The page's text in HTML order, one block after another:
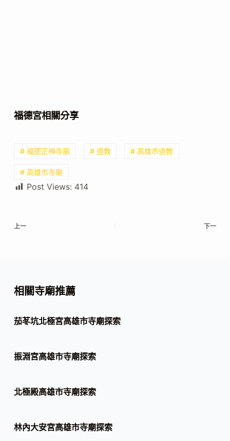
福德宮相關分享
# 福德正神寺廟 # 道教 # 高雄市道教
# 高雄市寺廟
Post Views: 414
上一 下一
相關寺廟推薦
茄苳坑北極宮高雄市寺廟探索
振淵宮高雄市寺廟探索
北極殿高雄市寺廟探索
林內大安宮高雄市寺廟探索